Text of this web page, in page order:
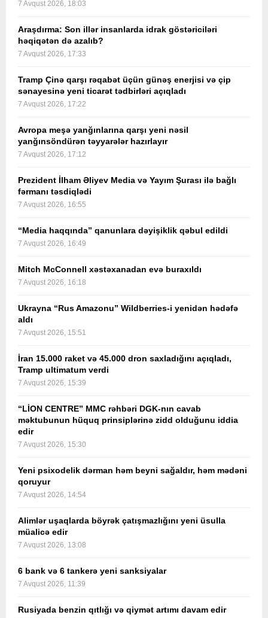
7 Avqust 2026, 18:03
Araşdırma: Son illər insanlarda idrak göstəriciləri
həqiqətən də azalıb?
7 Avqust 2026, 17:33
Tramp Çinə qarşı rəqabət üçün günəş enerjisi və çip
sənayesinə yeni ticarət tədbirləri açıqladı
7 Avqust 2026, 17:22
Avropa meşə yanğınlarına qarşı yeni nəsil
yanğınsöndürən təyyarələr hazırlayır
7 Avqust 2026, 17:12
Prezident İlham Əliyev Media və Yayım Şurası ilə bağlı
fərmanı təsdiqlədi
7 Avqust 2026, 16:55
“Media haqqında” qanunlara dəyişiklik qəbul edildi
7 Avqust 2026, 16:49
Mitch McConnell xəstəxanadan evə buraxıldı
7 Avqust 2026, 16:18
Ukrayna “Rus Amazonu” Wildberries-i yenidən hədəfə
aldı
7 Avqust 2026, 15:51
İran 15.000 raket və 45.000 dron saxladığını açıqladı,
Tramp ultimatum verdi
7 Avqust 2026, 15:39
“LİON CENTRE” MMC rəhbəri DGK-nın cavab
məktubunun hüquq prinsiplərinə zidd olduğunu iddia
edir
7 Avqust 2026, 15:30
Yeni psixodelik dərman həm beyni sağaldır, həm mədəni
qoruyur
7 Avqust 2026, 14:54
Alimlər uşaqlarda böyrək çatışmazlığını yeni üsulla
müalicə edir
7 Avqust 2026, 13:08
6 bank və 6 tankerə yeni sanksiyalar
7 Avqust 2026, 11:39
Rusiyada benzin qıtlığı və qiymət artımı davam edir